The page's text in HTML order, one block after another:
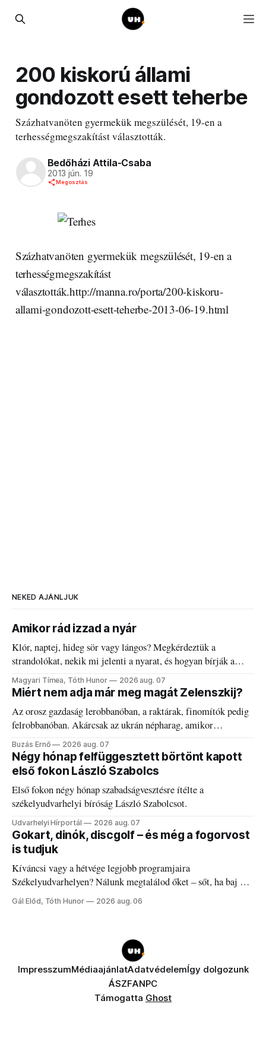
200 kiskorú állami
gondozott esett teherbe
Százhatvanöten gyermekük megszülését, 19-en a
terhességmegszakítást választották.
Bedőházi Attila-Csaba
2013 jún. 19
Megosztás
Százhatvanöten gyermekük megszülését, 19-en a
terhességmegszakítást
választották.http://manna.ro/porta/200-kiskoru-
allami-gondozott-esett-teherbe-2013-06-19.html
NEKED AJÁNLJUK
Amikor rád izzad a nyár
Klór, naptej, hideg sör vagy lángos? Megkérdeztük a
strandolókat, nekik mi jelenti a nyarat, és hogyan bírják a
kánikulát.
Magyari Tímea, Tóth Hunor 2026 aug. 07
Miért nem adja már meg magát Zelenszkij?
Az orosz gazdaság lerobbanóban, a raktárak, finomítók pedig
felrobbanóban. Akárcsak az ukrán népharag, amikor
elégedetlen vezetőivel.
Buzás Ernő 2026 aug. 07
Négy hónap felfüggesztett börtönt kapott
első fokon László Szabolcs
Első fokon négy hónap szabadságvesztésre ítélte a
székelyudvarhelyi bíróság László Szabolcsot.
Udvarhelyi Hírportál 2026 aug. 07
Gokart, dinók, discgolf – és még a fogorvost
is tudjuk
Kíváncsi vagy a hétvége legjobb programjaira
Székelyudvarhelyen? Nálunk megtalálod őket – sőt, ha baj van
a fogaddal, a fogorvosi ügyeletet is!
Gál Előd, Tóth Hunor 2026 aug. 06
ImpresszumMédiaajánlatAdatvédelemÍgy dolgozunk
ÁSZFANPC
Támogatta Ghost